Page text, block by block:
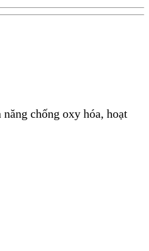
chống oxy hóa, hoạt